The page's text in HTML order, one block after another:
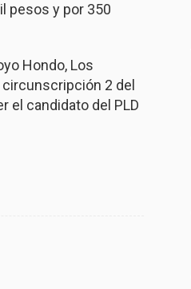
pesos y por 350
Hondo, Los
2 del
el candidato del PLD